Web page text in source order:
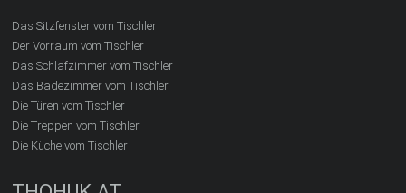
Das Sitzfenster vom Tischler
Der Vorraum vom Tischler
Das Schlafzimmer vom Tischler
Das Badezimmer vom Tischler
Die Türen vom Tischler
Die Treppen vom Tischler
Die Küche vom Tischler